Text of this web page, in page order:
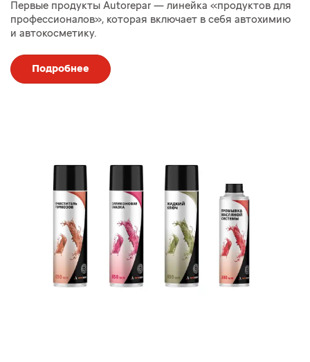
Первые продукты Autorepar — линейка «продуктов для
профессионалов», которая включает в себя автохимию
и автокосметику.
Подробнее